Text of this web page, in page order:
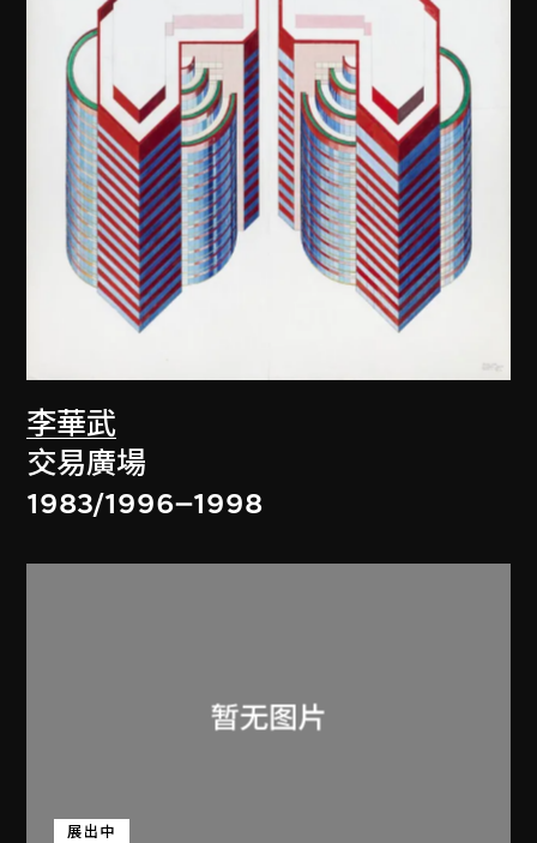
李華武
交易廣場
1983/1996–1998
展出中